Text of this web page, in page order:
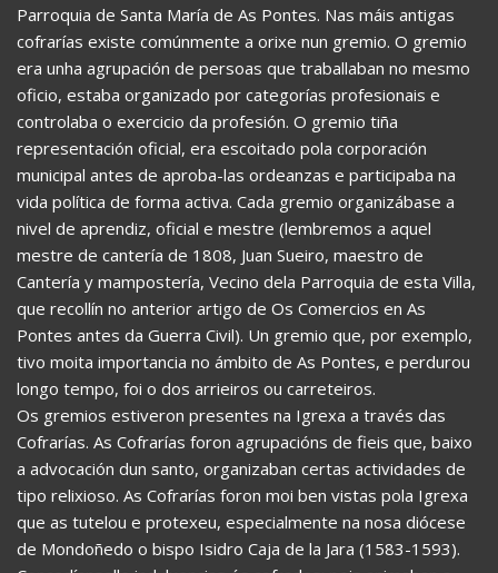
Parroquia de Santa María de As Pontes. Nas máis antigas
cofrarías existe comúnmente a orixe nun gremio. O gremio
era unha agrupación de persoas que traballaban no mesmo
oficio, estaba organizado por categorías profesionais e
controlaba o exercicio da profesión. O gremio tiña
representación oficial, era escoitado pola corporación
municipal antes de aproba-las ordeanzas e participaba na
vida política de forma activa. Cada gremio organizábase a
nivel de aprendiz, oficial e mestre (lembremos a aquel
mestre de cantería de 1808, Juan Sueiro, maestro de
Cantería y mampostería, Vecino dela Parroquia de esta Villa,
que recollín no anterior artigo de Os Comercios en As
Pontes antes da Guerra Civil). Un gremio que, por exemplo,
tivo moita importancia no ámbito de As Pontes, e perdurou
longo tempo, foi o dos arrieiros ou carreteiros.
Os gremios estiveron presentes na Igrexa a través das
Cofrarías. As Cofrarías foron agrupacións de fieis que, baixo
a advocación dun santo, organizaban certas actividades de
tipo relixioso. As Cofrarías foron moi ben vistas pola Igrexa
que as tutelou e protexeu, especialmente na nosa diócese
de Mondoñedo o bispo Isidro Caja de la Jara (1583-1593).